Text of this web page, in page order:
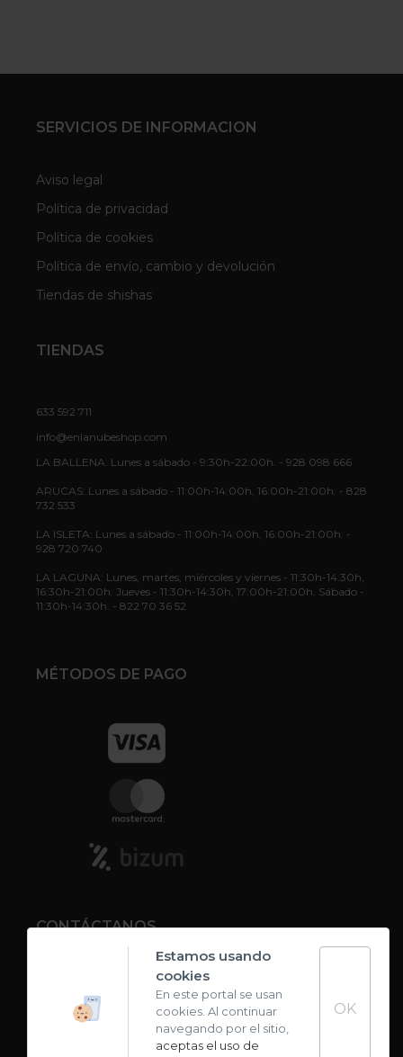
SERVICIOS DE INFORMACION
Aviso legal
Política de privacidad
Política de cookies
Política de envío, cambio y devolución
Tiendas de shishas
TIENDAS
633 592 711
info@enlanubeshop.com
LA BALLENA: Lunes a sábado - 9:30h-22:00h. - 928 098 666
ARUCAS: Lunes a sábado - 11:00h-14:00h, 16:00h-21:00h. - 828
732 533
LA ISLETA: Lunes a sábado - 11:00h-14:00h, 16:00h-21:00h. -
928 720 740
LA LAGUNA: Lunes, martes, miércoles y viernes - 11:30h-14:30h,
16:30h-21:00h. Jueves - 11:30h-14:30h, 17:00h-21:00h. Sábado -
11:30h-14:30h. - 822 70 36 52
MÉTODOS DE PAGO
CONTÁCTANOS
Carta de sabores
Estamos usando
cookies
En este portal se usan
cookies. Al continuar
navegando por el sitio,
aceptas el uso de
OK